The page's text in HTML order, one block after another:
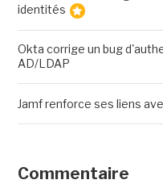
identités
Okta corrige un bug
AD/LDAP
Jamf renforce ses liens
Commentaire